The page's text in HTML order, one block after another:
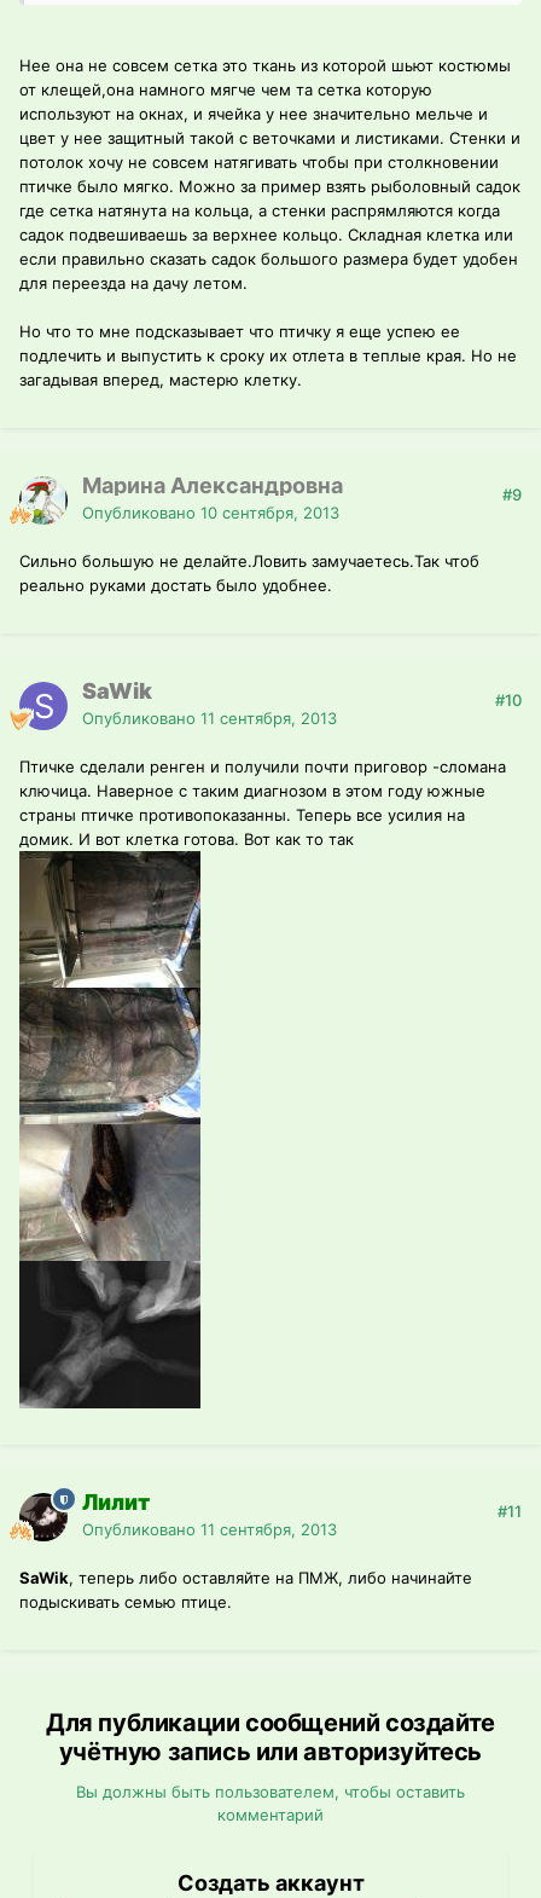
Нее она не совсем сетка это ткань из которой шьют костюмы
от клещей,она намного мягче чем та сетка которую
используют на окнах, и ячейка у нее значительно мельче и
цвет у нее защитный такой с веточками и листиками. Стенки и
потолок хочу не совсем натягивать чтобы при столкновении
птичке было мягко. Можно за пример взять рыболовный садок
где сетка натянута на кольца, а стенки распрямляются когда
садок подвешиваешь за верхнее кольцо. Складная клетка или
если правильно сказать садок большого размера будет удобен
для переезда на дачу летом.
Но что то мне подсказывает что птичку я еще успею ее
подлечить и выпустить к сроку их отлета в теплые края. Но не
загадывая вперед, мастерю клетку.
Марина Александровна
Опубликовано 10 сентября, 2013
#9
Сильно большую не делайте.Ловить замучаетесь.Так чтоб
реально руками достать было удобнее.
SaWik
Опубликовано 11 сентября, 2013
#10
Птичке сделали ренген и получили почти приговор -сломана
ключица. Наверное с таким диагнозом в этом году южные
страны птичке противопоказанны. Теперь все усилия на
домик. И вот клетка готова. Вот как то так
Лилит
Опубликовано 11 сентября, 2013
#11
SaWik, теперь либо оставляйте на ПМЖ, либо начинайте
подыскивать семью птице.
Для публикации сообщений создайте
учётную запись или авторизуйтесь
Вы должны быть пользователем, чтобы оставить
комментарий
Создать аккаунт